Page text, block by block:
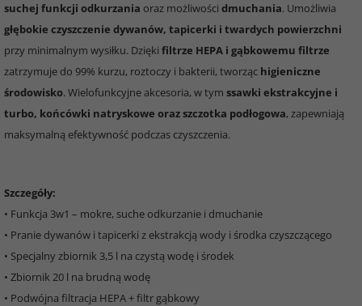
suchej funkcji odkurzania oraz możliwości dmuchania. Umożliwia
głębokie czyszczenie dywanów, tapicerki i twardych powierzchni
przy minimalnym wysiłku. Dzięki filtrze HEPA i gąbkowemu filtrze
zatrzymuje do 99% kurzu, roztoczy i bakterii, tworząc higieniczne
środowisko. Wielofunkcyjne akcesoria, w tym ssawki ekstrakcyjne i
turbo, końcówki natryskowe oraz szczotka podłogowa, zapewniają
maksymalną efektywność podczas czyszczenia.
Szczegóły:
• Funkcja 3w1 – mokre, suche odkurzanie i dmuchanie
• Pranie dywanów i tapicerki z ekstrakcją wody i środka czyszczącego
• Specjalny zbiornik 3,5 l na czystą wodę i środek
• Zbiornik 20 l na brudną wodę
• Podwójna filtracja HEPA + filtr gąbkowy